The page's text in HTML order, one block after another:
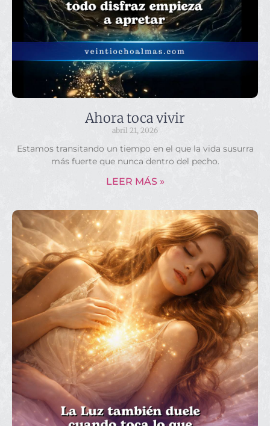
Ahora toca vivir
abril 21, 2026
Estamos transitando un tiempo en el que la vida susurra
más fuerte que nunca dentro del pecho.
LEER MÁS »